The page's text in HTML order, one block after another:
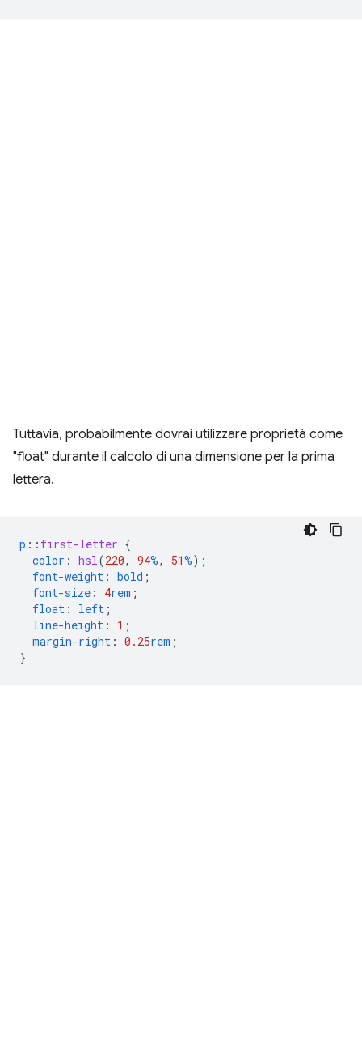
Tuttavia, probabilmente dovrai utilizzare proprietà come
"float" durante il calcolo di una dimensione per la prima
lettera.
p :: first-letter {
color : hsl(220, 94%, 51%);
font-weight : bold ;
font-size : 4rem ;
float : left ;
line-height : 1 ;
margin-right : 0.25rem ;
}